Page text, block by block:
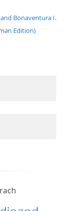
publication date
Bonaventura I.
Edition)